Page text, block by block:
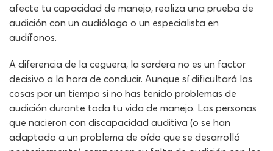
afecte tu capacidad de manejo, realiza una prueba de
audición con un audiólogo o un especialista en
audífonos.
A diferencia de la ceguera, la sordera no es un factor
decisivo a la hora de conducir. Aunque sí dificultará las
cosas por un tiempo si no has tenido problemas de
audición durante toda tu vida de manejo. Las personas
que nacieron con discapacidad auditiva (o se han
adaptado a un problema de oído que se desarrolló